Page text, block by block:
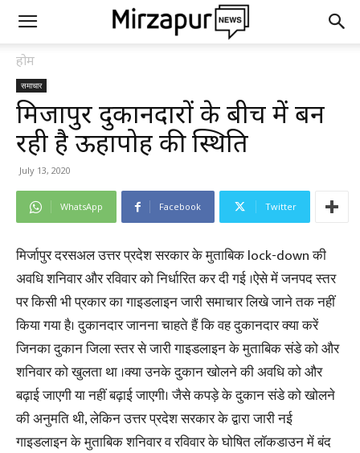
होम
समाचार
मिर्जापुर दुकानदारों के बीच में बन
रही है ऊहापोह की स्थिति
July 13, 2020
WhatsApp Facebook Twitter
मिर्जापुर दरसअल उत्तर प्रदेश सरकार के मुताबिक lock-down की
अवधि शनिवार और रविवार को निर्धारित कर दी गई ।ऐसे में जनपद स्तर
पर किसी भी प्रकार का गाइडलाइन जारी समाचार लिखे जाने तक नहीं
किया गया है। दुकानदार जानना चाहते हैं कि वह दुकानदार क्या करें
जिनका दुकान जिला स्तर से जारी गाइडलाइन के मुताबिक संडे को और
शनिवार को खुलता था ।क्या उनके दुकान खोलने की अवधि को और
बढ़ाई जाएगी या नहीं बढ़ाई जाएगी। जैसे कपड़े के दुकान संडे को खोलने
की अनुमति थी, लेकिन उत्तर प्रदेश सरकार के द्वारा जारी नई
गाइडलाइन के मुताबिक शनिवार व रविवार के घोषित लॉकडाउन में बंद